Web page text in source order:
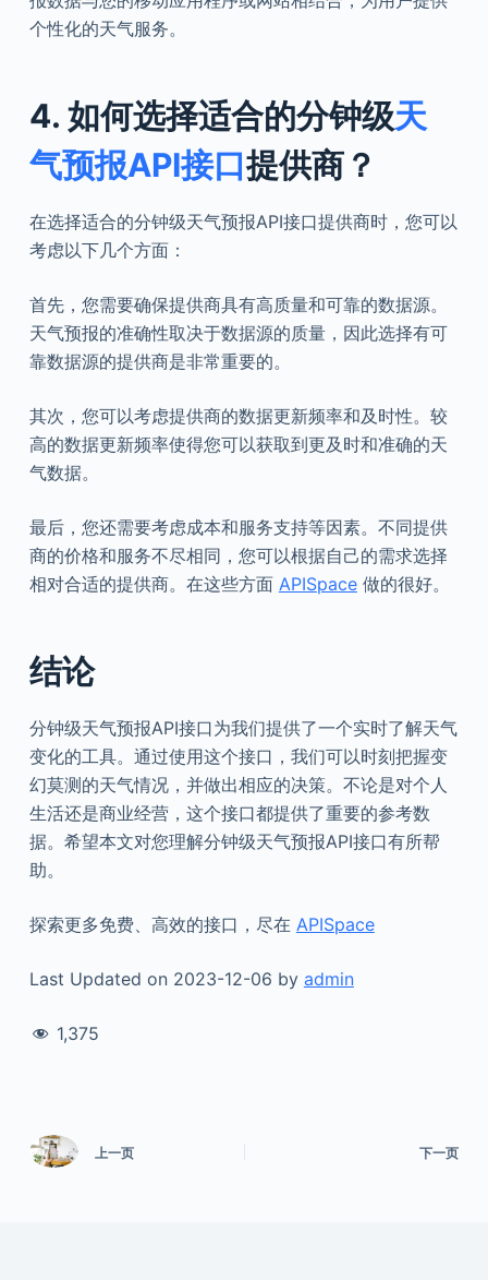
个性化的天气服务。
4. 如何选择适合的分钟级天
气预报API接口提供商？
在选择适合的分钟级天气预报API接口提供商时，您可以
考虑以下几个方面：
首先，您需要确保提供商具有高质量和可靠的数据源。
天气预报的准确性取决于数据源的质量，因此选择有可
靠数据源的提供商是非常重要的。
其次，您可以考虑提供商的数据更新频率和及时性。较
高的数据更新频率使得您可以获取到更及时和准确的天
气数据。
最后，您还需要考虑成本和服务支持等因素。不同提供
商的价格和服务不尽相同，您可以根据自己的需求选择
相对合适的提供商。在这些方面 APISpace做的很好。
结论
分钟级天气预报API接口为我们提供了一个实时了解天气
变化的工具。通过使用这个接口，我们可以时刻把握变
幻莫测的天气情况，并做出相应的决策。不论是对个人
生活还是商业经营，这个接口都提供了重要的参考数
据。希望本文对您理解分钟级天气预报API接口有所帮
助。
探索更多免费、高效的接口，尽在 APISpace
Last Updated on 2023-12-06 by admin
1,375
上一页 下一页